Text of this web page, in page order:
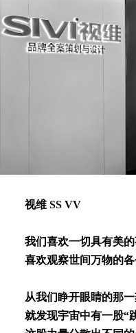
视维 SS VV
我们喜欢⼀切具有美
喜欢观察世间万物的
从我们睁开眼睛的那
就发现宇宙中有⼀股“